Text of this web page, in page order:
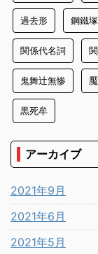
過去形 鋼鐵
関係代名詞
鬼舞辻無惨
黒死牟
アーカイブ
2021年9月
2021年6月
2021年5月